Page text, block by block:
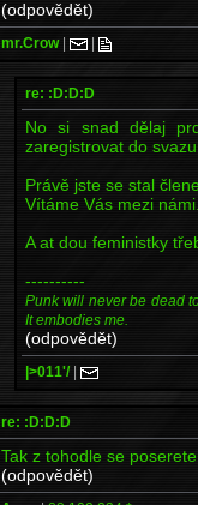
(odpovědět)
mr.Crow| |
re: :D:D:D
No si snad dělaj
zaregistrovat do
Právě jste se stal
Vítáme Vás mezi
A at dou feministky
----------
Punk will never be dead
It embodies me.
(odpovědět)
|>011'/|
re: :D:D:D
Tak z tohodle se
(odpovědět)